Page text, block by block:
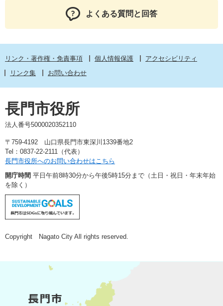
よくある質問と回答
リンク・著作権・免責事項 個人情報保護
アクセシビリティ
リンク集
お問い合わせ
長門市役所
法人番号5000020352110
〒759-4192 山口県長門市東深川1339番地2
Tel：0837-22-2111（代表）
長門市役所へのお問い合わせはこちら
開庁時間 平日午前8時30分から午後5時15分まで（土日・祝日・年末年始
を除く）
Copyright Nagato City All rights reserved.